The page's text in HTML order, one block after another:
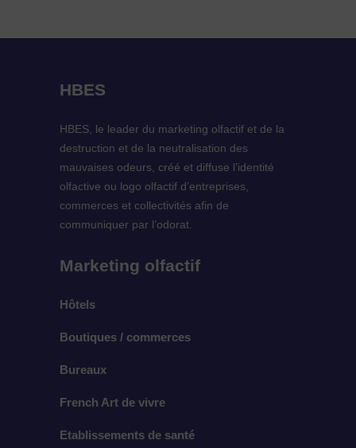
HBES
HBES, le leader du marketing olfactif et de la
destruction et de la neutralisation des
mauvaises odeurs, créé et diffuse l’identité
olfactive ou logo olfactif d’entreprises,
commerces et collectivités afin de
communiquer par l’odorat.
Marketing olfactif
Hôtels
Boutiques / commerces
Bureaux
French Art de vivre
Etablissements de santé